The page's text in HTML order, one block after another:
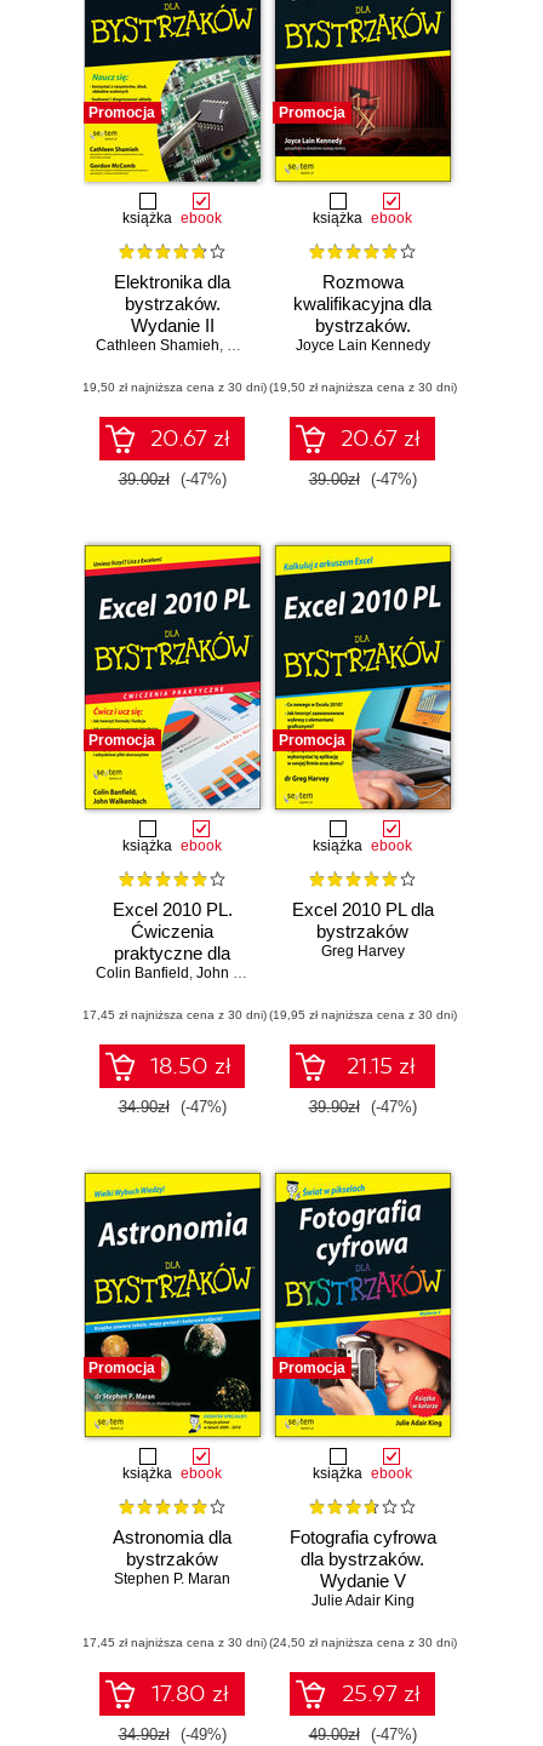
Promocja
książka ebook
Elektronika dla
bystrzaków.
Wydanie II
Cathleen Shamieh, Gordon McComb
(19,50 zł najniższa cena z 30 dni)
20.67 zł
39.00zł (-47%)
Promocja
książka ebook
Rozmowa
kwalifikacyjna dla
bystrzaków.
Wydanie III
Joyce Lain Kennedy
(19,50 zł najniższa cena z 30 dni)
20.67 zł
39.00zł (-47%)
Promocja
książka ebook
Excel 2010 PL.
Ćwiczenia
praktyczne dla
bystrzaków
Colin Banfield , John Walkenbach
(17,45 zł najniższa cena z 30 dni)
18.50 zł
34.90zł (-47%)
Promocja
książka ebook
Excel 2010 PL dla
bystrzaków
Greg Harvey
(19,95 zł najniższa cena z 30 dni)
21.15 zł
39.90zł (-47%)
Promocja
książka ebook
Astronomia dla
bystrzaków
Stephen P. Maran
(17,45 zł najniższa cena z 30 dni)
17.80 zł
34.90zł (-49%)
Promocja
książka ebook
Fotografia cyfrowa
dla bystrzaków.
Wydanie V
Julie Adair King
(24,50 zł najniższa cena z 30 dni)
25.97 zł
49.00zł (-47%)